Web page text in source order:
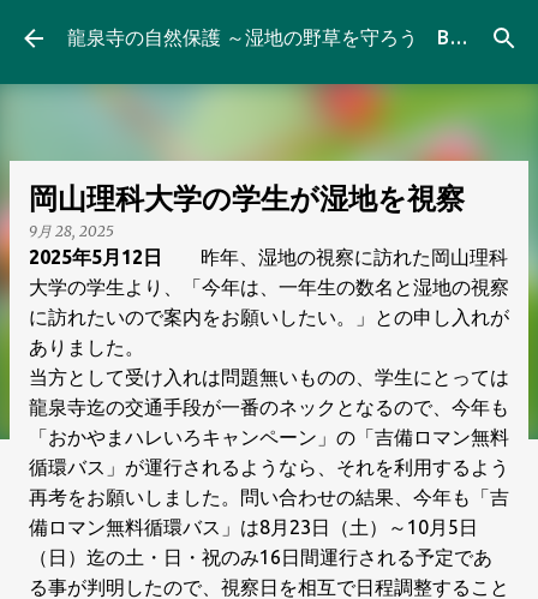
スキップしてメイン コンテンツに移動 龍泉寺の自然保護 ～湿地の野草を守ろう Blog
岡山理科大学の学生が湿地を視察
9月 28, 2025
2025年5月12日
昨年、湿地の視察に訪れた岡山理科
大学の学生より、「今年は、一年生の数名と湿地の視察
に訪れたいので案内をお願いしたい。」との申し入れが
ありました。
当方として受け入れは問題無いものの、学生にとっては
龍泉寺迄の交通手段が一番のネックとなるので、今年も
「おかやまハレいろキャンペーン」の「吉備ロマン無料
循環バス」が運行されるようなら、それを利用するよう
再考をお願いしました。問い合わせの結果、今年も「吉
備ロマン無料循環バス」は8月23日（土）～10月5日
（日）迄の土・日・祝のみ16日間運行される予定であ
る事が判明したので、視察日を相互で日程調整すること